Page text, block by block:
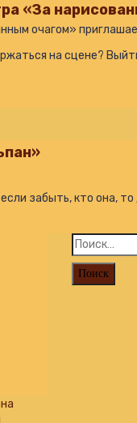
«За
очагом»
на сцене?
забыть, кто она,
Найти: